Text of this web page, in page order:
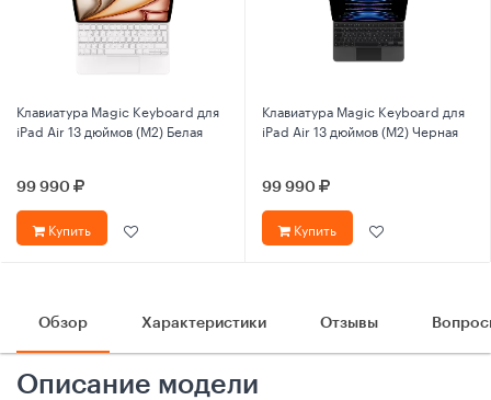
Клавиатура Magic Keyboard для
iPad Air 13 дюймов (M2) Белая
99 990
Купить
Клавиатура Magic Keyboard для
iPad Air 13 дюймов (M2) Черная
99 990
Купить
Обзор Характеристики Отзывы
Описание модели